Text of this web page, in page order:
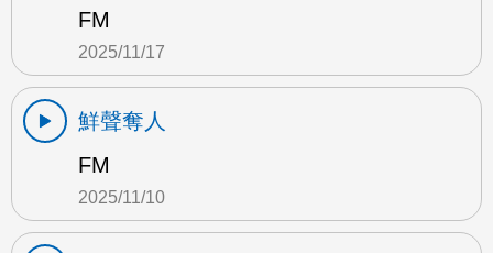
FM
2025/11/17
鮮聲奪人
FM
2025/11/10